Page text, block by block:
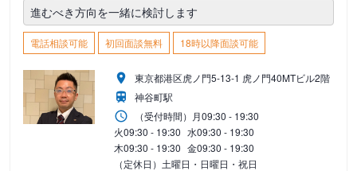
進むべき方向を一緒に検討します
電話相談可能 初回面談無料 18時以降面談可能
東京都港区虎ノ門5-13-1 虎ノ門40MTビル2階
神谷町駅
（受付時間） 月09:30 - 19:30
火09:30 - 19:30 水09:30 - 19:30
木09:30 - 19:30 金09:30 - 19:30
（定休日）土曜日・日曜日・祝日